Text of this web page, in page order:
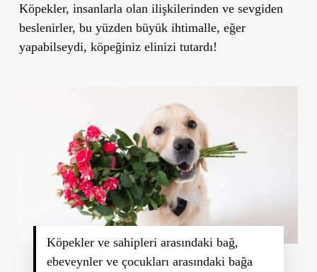
Köpekler, insanlarla olan ilişkilerinden ve sevgiden
beslenirler, bu yüzden büyük ihtimalle, eğer
yapabilseydi, köpeğiniz elinizi tutardı!
Köpekler ve sahipleri arasındaki bağ,
ebeveynler ve çocukları arasındaki bağa